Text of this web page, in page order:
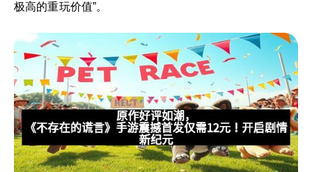
极高的重玩价值”。